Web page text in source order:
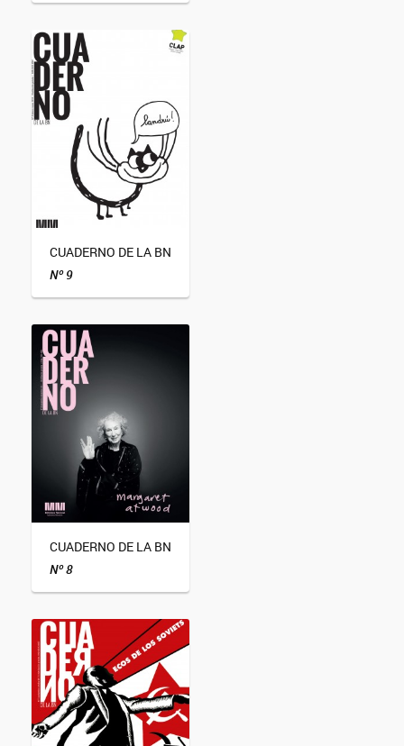
CUADERNO DE LA BN
Nº 9
CUADERNO DE LA BN
Nº 8